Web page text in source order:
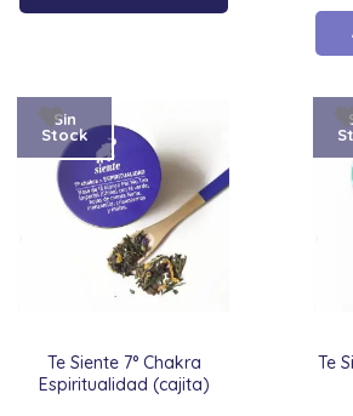
Te Siente 7° Chakra
Espiritualidad (cajita)
Sin
Stock
Te